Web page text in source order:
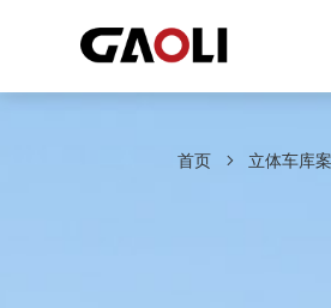
首页 立体车库